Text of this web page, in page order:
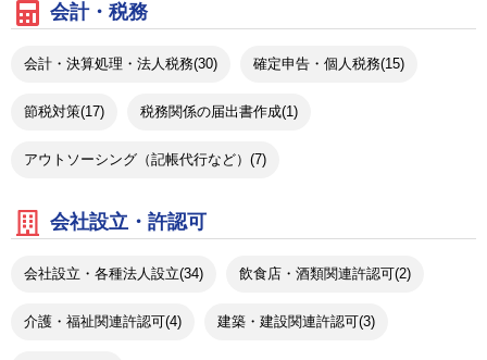
会計・税務
会計・決算処理・法人税務(30) 確定申告・個人税務(15)
節税対策(17) 税務関係の届出書作成(1)
アウトソーシング（記帳代行など）(7)
会社設立・許認可
会社設立・各種法人設立(34) 飲食店・酒類関連許認可(2)
介護・福祉関連許認可(4) 建築・建設関連許認可(3)